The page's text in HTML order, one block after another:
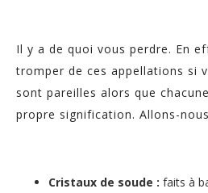
Il y a de quoi vous perdre. En
tromper de ces appellations si
sont pareilles alors que
propre signification. Allons-
Cristaux de soude : faits à